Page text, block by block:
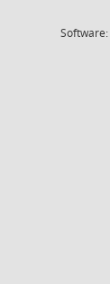
Software: